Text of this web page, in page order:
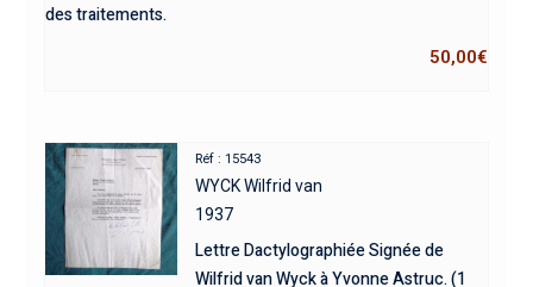
des traitements.
50,00€
Réf : 15543
WYCK Wilfrid van
1937
Lettre Dactylographiée Signée de
Wilfrid van Wyck à Yvonne Astruc. (1